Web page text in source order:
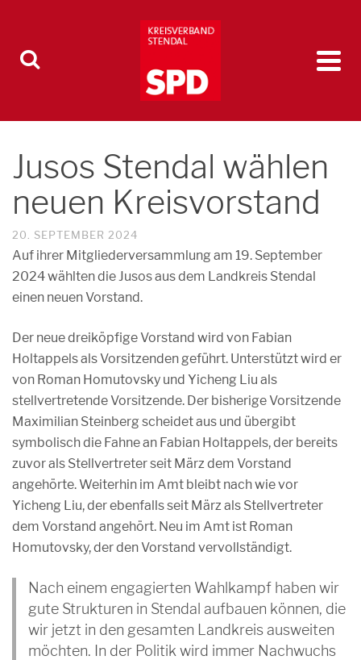
Jusos Stendal wählen
neuen Kreisvorstand
20. SEPTEMBER 2024
Auf ihrer Mitgliederversammlung am 19. September
2024 wählten die Jusos aus dem Landkreis Stendal
einen neuen Vorstand.
Der neue dreiköpfige Vorstand wird von Fabian
Holtappels als Vorsitzenden geführt. Unterstützt wird er
von Roman Homutovsky und Yicheng Liu als
stellvertretende Vorsitzende. Der bisherige Vorsitzende
Maximilian Steinberg scheidet aus und übergibt
symbolisch die Fahne an Fabian Holtappels, der bereits
zuvor als Stellvertreter seit März dem Vorstand
angehörte. Weiterhin im Amt bleibt nach wie vor
Yicheng Liu, der ebenfalls seit März als Stellvertreter
dem Vorstand angehört. Neu im Amt ist Roman
Homutovsky, der den Vorstand vervollständigt.
Nach einem engagierten Wahlkampf haben wir
gute Strukturen in Stendal aufbauen können, die
wir jetzt in den gesamten Landkreis ausweiten
möchten. In der Politik wird immer Nachwuchs